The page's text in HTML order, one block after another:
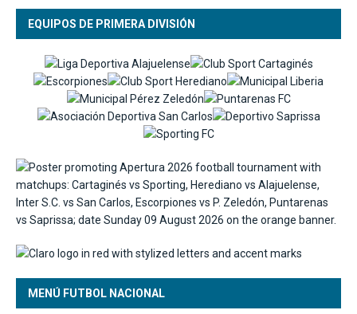
EQUIPOS DE PRIMERA DIVISIÓN
MENÚ FUTBOL NACIONAL